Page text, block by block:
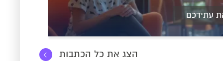
עתידכם
הצג את כל הכתבות